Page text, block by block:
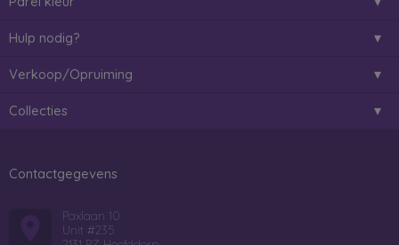
Hulp nodig?
Verkoop/Opruiming
Collecties
Contactgegevens
Paxlaan 10
Unit #235